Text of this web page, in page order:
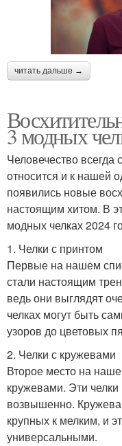
читать дальше →
3 модных
Человечество всегда
относится и к нашей
появились новые
настоящим хитом. В
модных челках 2024
1. Челки с принтом
Первые на нашем
стали настоящим
ведь они выглядят
челках могут быть
узоров до цветовых
2. Челки с кружевами
Второе место на
кружевами. Эти
возвышенно.
крупных к мелким, и
универсальными.